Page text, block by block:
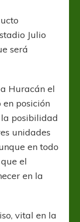
Julio
será
Huracán el
en posición
posibilidad
unidades
en todo
el
en la
vital en la